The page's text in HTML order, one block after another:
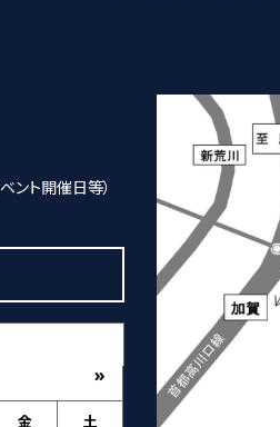
ント開催日等）
»
金 土